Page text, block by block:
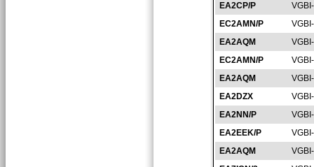
EA2CP/P
EC2AMN/P
EA2AQM
EC2AMN/P
EA2AQM
EA2DZX
EA2NN/P
EA2EEK/P
EA2AQM